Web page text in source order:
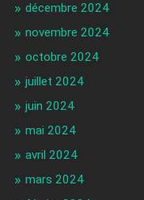
décembre 2024
novembre 2024
octobre 2024
juillet 2024
juin 2024
mai 2024
avril 2024
mars 2024